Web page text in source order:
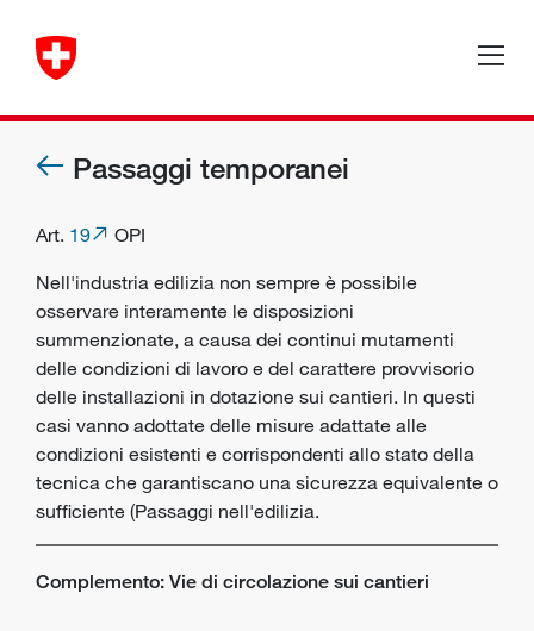
Passaggi temporanei
Art. 19
OPI
Nell'industria edilizia non sempre è possibile
osservare interamente le disposizioni
summenzionate, a causa dei continui mutamenti
delle condizioni di lavoro e del carattere provvisorio
delle installazioni in dotazione sui cantieri. In questi
casi vanno adottate delle misure adattate alle
condizioni esistenti e corrispondenti allo stato della
tecnica che garantiscano una sicurezza equivalente o
sufficiente (Passaggi nell'edilizia.
Complemento: Vie di circolazione sui cantieri